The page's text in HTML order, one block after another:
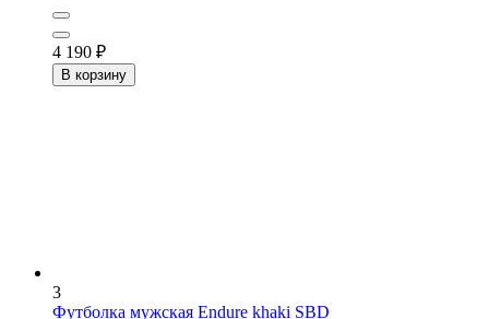
4 190 ₽
В корзину
3
Футболка мужская Endure khaki SBD